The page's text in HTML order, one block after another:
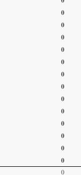
0
0
0
0
0
0
0
0
0
0
0
0
0
0